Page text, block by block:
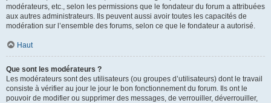
modérateurs, etc., selon les permissions que le fondateur du forum a attribuées
aux autres administrateurs. Ils peuvent aussi avoir toutes les capacités de
modération sur l’ensemble des forums, selon ce que le fondateur a autorisé.
Haut
Que sont les modérateurs ?
Les modérateurs sont des utilisateurs (ou groupes d’utilisateurs) dont le travail
consiste à vérifier au jour le jour le bon fonctionnement du forum. Ils ont le
pouvoir de modifier ou supprimer des messages, de verrouiller, déverrouiller,